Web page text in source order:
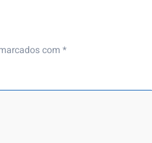
com *